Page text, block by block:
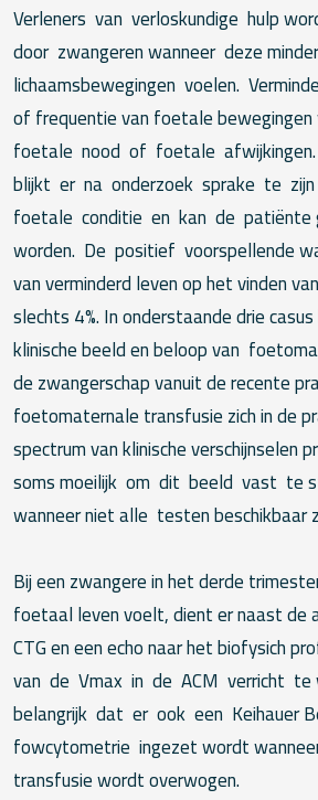
Verleners van verloskundige hulp
door zwangeren wanneer deze
lichaamsbewegingen voelen.
of frequentie van foetale
foetale nood of foetale
blijkt er na onderzoek sprake te
foetale conditie en kan de patiënte
worden. De positief voorspellende
van verminderd leven op het vinden
slechts 4%. In onderstaande drie
klinische beeld en beloop van
de zwangerschap vanuit de recente
foetomaternale transfusie zich in de
spectrum van klinische
soms moeilijk om dit beeld vast te
wanneer niet alle testen beschikbaar
Bij een zwangere in het derde
foetaal leven voelt, dient er naast de
CTG en een echo naar het biofysich
van de Vmax in de ACM verricht te
belangrijk dat er ook een Keihauer
fowcytometrie ingezet wordt
transfusie wordt overwogen.